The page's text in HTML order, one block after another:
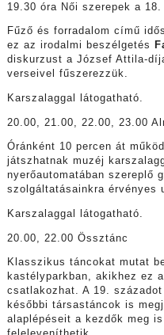
19.30 óra Női szerepek a
Fűző és forradalom című
ez az irodalmi beszélgetés
diskurzust a József Attila-
verseivel fűszerezzük.
Karszalaggal látogatható.
20.00, 21.00, 22.00, 23.00
Óránként 10 percen át
játszhatnak muzéj
nyerőautomatában szereplő
szolgáltatásainkra érvényes
Karszalaggal látogatható.
20.00, 22.00 Össztánc
Klasszikus táncokat mutat
kastélyparkban, akikhez ez
csatlakozhat. A 19.
későbbi társastáncok is
alaplépéseit a kezdők meg